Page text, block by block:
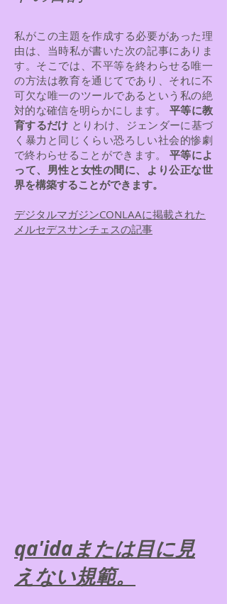
私がこの主題を作成する必要があった理
由は、当時私が書いた次の記事にありま
す。そこでは、不平等を終わらせる唯一
の方法は教育を通じてであり、それに不
可欠な唯一のツールであるという私の絶
対的な確信を明らかにします。 平等に教
育するだけ とりわけ、ジェンダーに基づ
く暴力と同じくらい恐ろしい社会的惨劇
で終わらせることができます。 平等によ
って、男性と女性の間に、より公正な世
界を構築することができます。
デジタルマガジンCONLAAに掲載された
メルセデスサンチェスの記事
qa'idaまたは目に見
えない規範。